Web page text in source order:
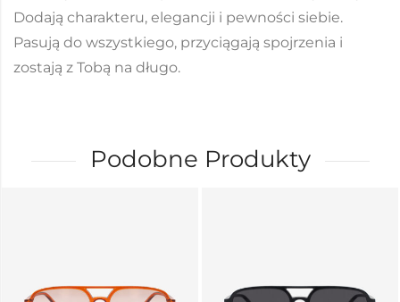
Dodają charakteru, elegancji i pewności siebie.
Pasują do wszystkiego, przyciągają spojrzenia i
zostają z Tobą na długo.
Podobne Produkty